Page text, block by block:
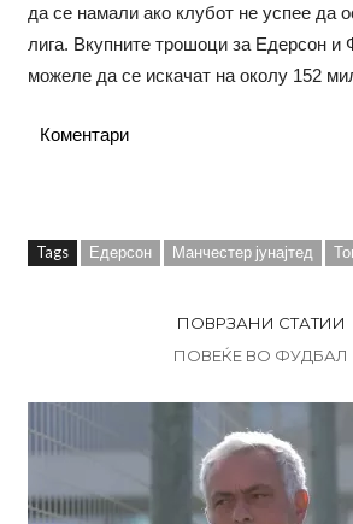
да се намали ако клубот не успее да
лига. Вкупните трошоци за Едерсон и
можеле да се искачат на околу 152
Коментари
Tags Едерсон Манчестер јунајтед
ПОВРЗАНИ СТАТИИ
ПОВЕЌЕ ВО ФУДБАЛ